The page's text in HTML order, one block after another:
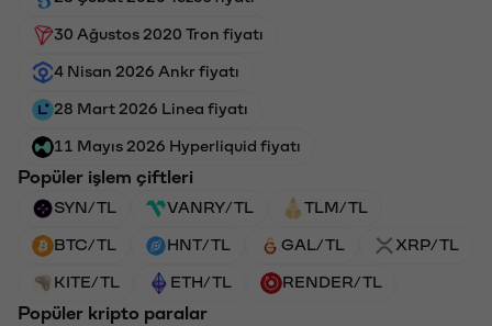
30 Ağustos 2020 Tron fiyatı
4 Nisan 2026 Ankr fiyatı
28 Mart 2026 Linea fiyatı
11 Mayıs 2026 Hyperliquid fiyatı
Popüler işlem çiftleri
SYN/TL VANRY/TL TLM/TL
BTC/TL HNT/TL GAL/TL XRP/TL
KITE/TL ETH/TL RENDER/TL
Popüler kripto paralar